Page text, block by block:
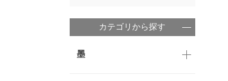
カテゴリから探す
墨